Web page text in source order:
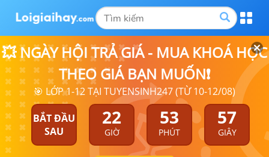
💥 NGÀY HỘI TRẢ GIÁ - MUA KHOÁ HỌC
THEO GIÁ BẠN MUỐN❗
🎯 LỚP 1-12 TẠI TUYENSINH247 (TỪ 10-12/08)
BẮT ĐẦU
SAU
22
GIỜ
53
PHÚT
57
GIÂY